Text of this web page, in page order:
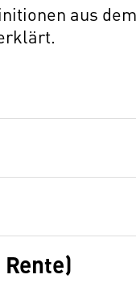
aus